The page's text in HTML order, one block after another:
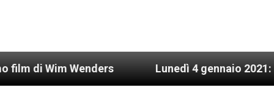
Wenders Lunedì 4 gennaio 2021: Possesso